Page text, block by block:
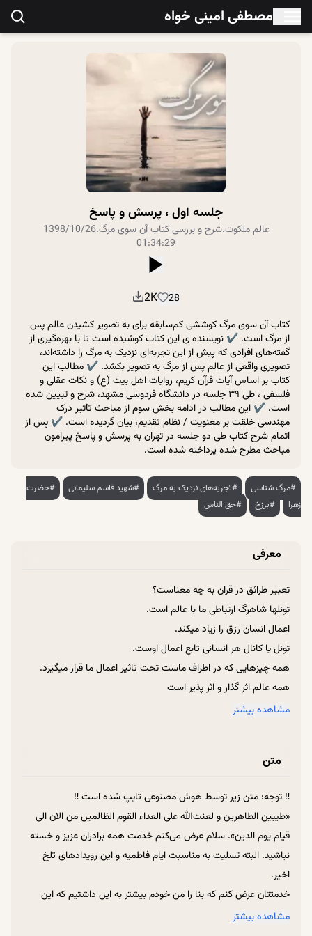
مصطفی امینی خواه
جلسه اول ، پرسش و پاسخ
عالم ملکوت.شرح و بررسی کتاب آن سوی مرگ.
1398/10/26
01:34:29
28
2K
کتاب آن سوی مرگ کوششی کم‌سابقه برای به تصویر کشیدن عالم پس
از مرگ است. ✔ نویسنده ی این کتاب کوشیده است تا با بهره‌گیری از
گفته‌های افرادی که پیش از این تجربه‌ای نزدیک به مرگ را داشته‌اند،
تصویری واقعی از عالم پس از مرگ به تصویر بکشد. ✔ مطالب این
کتاب بر اساس آیات قرآن کریم، روایات اهل بیت (ع) و نکات عقلی و
فلسفی ، طی ۳۹ جلسه در دانشگاه فردوسی مشهد، شرح و تبیین شده
است. ✔ این مطالب در ادامه بخش سوم از مباحث تأثیر درک
مهندسی خلقت بر معنویت / نظام تقدیم، بیان گردیده است. ✔ پس از
اتمام شرح کتاب طی دو جلسه در تهران به پرسش و پاسخ پیرامون
مباحث مطرح شده پرداخته شده است.
#مرگ شناسی #تجربه‌های نزدیک به مرگ #شهید قاسم سلیمانی
#حضرت
زهرا
#برزخ #حق الناس
معرفی
تعبیر طرائق در قران به چه معناست؟
تونلها شاهرگ ارتباطی ما با عالم است.
اعمال انسان رزق را زیاد میکند.
تونل یا کانال هر انسانی تابع اعمال اوست.
همه چیزهایی که در اطراف ماست تحت تاثیر اعمال ما قرار میگیرد.
همه عالم اثر گذار و اثر پذیر است
چگونه نعمات نورانیت خود را از دست می دهند؟
مراتب برزخی ما مراتب علم ماست.
به میزانی که انسان اخلاص دارد، شرح صدر دارد
شهید به خاطر اخلاص‍ی که دارد عوالم را میفهمد
کلاسهای عالم برزخ به میزان درک ماست
ارتباط قلبی و توجه باطنی چگونه حاصل می شود؟
رفقای سلوکی بسیار مهم هستند.
مشاهده بیشتر
متن
‼ توجه: متن زیر توسط هوش مصنوعی تایپ شده است ‼
«طیبین الطاهرین و لعنت‌الله علی العداء القوم الظالمین من الان الی
قیام یوم الدین». سلام عرض می‌کنم خدمت همه برادران عزیز و خسته
نباشید. البته تسلیت به مناسبت ایام فاطمیه و این رویدادهای تلخ
اخیر.
خدمتتان عرض کنم که بنا را من خودم بیشتر به این داشتیم که این
جلسه، بیشتر به پرسش و پاسخ بگذرد؛ چون این بحث کذایی ما که
مشاهده بیشتر